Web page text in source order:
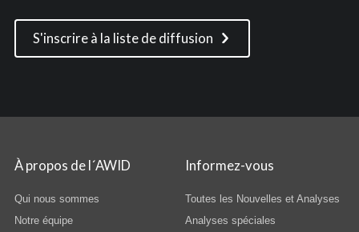
S'inscrire à la liste de diffusion
À propos de l´AWID
Qui nous sommes
Notre équipe
Informez-vous
Toutes les Nouvelles et Analyses
Analyses spéciales